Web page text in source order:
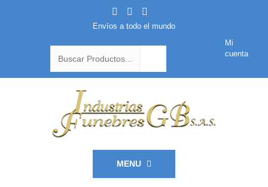
Envíos a todo el mundo
Mi
cuenta
MENU